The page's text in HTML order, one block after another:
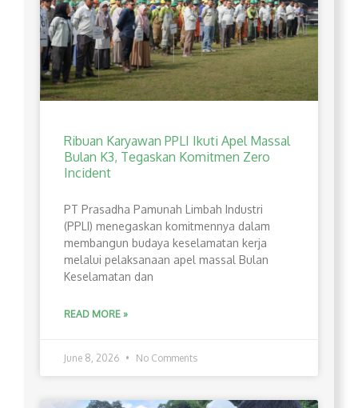
Ribuan Karyawan PPLI Ikuti Apel Massal
Bulan K3, Tegaskan Komitmen Zero
Incident
PT Prasadha Pamunah Limbah Industri
(PPLI) menegaskan komitmennya dalam
membangun budaya keselamatan kerja
melalui pelaksanaan apel massal Bulan
Keselamatan dan
READ MORE »
June 8, 2026 No Comments